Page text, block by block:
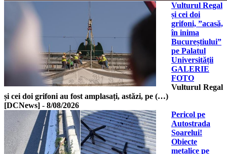
Vulturul Regal
și cei doi
grifoni, ”acasă,
în inima
Bucureștiului”
pe Palatul
Universității
GALERIE
FOTO
Vulturul Regal
și cei doi grifoni au fost amplasați, astăzi, pe (…)
[DCNews] - 8/08/2026
Pericol pe
Autostrada
Soarelui!
Obiecte
metalice pe